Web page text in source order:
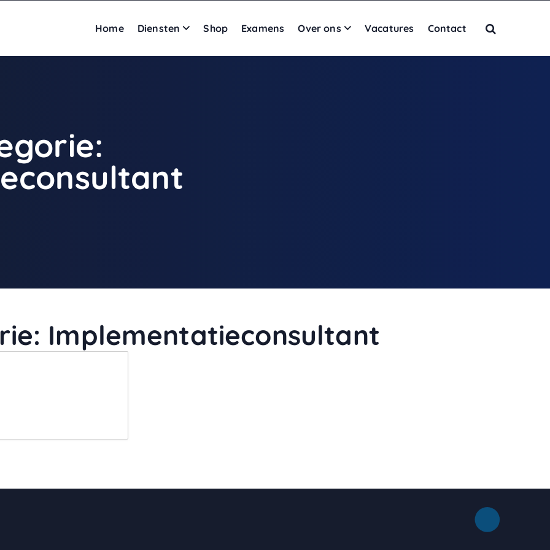
Home Diensten Shop Examens Over ons Vacatures Contact
Implementatieconsultant